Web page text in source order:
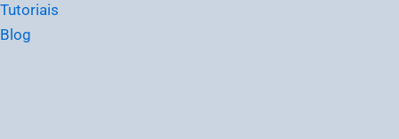
Tutoriais
Blog